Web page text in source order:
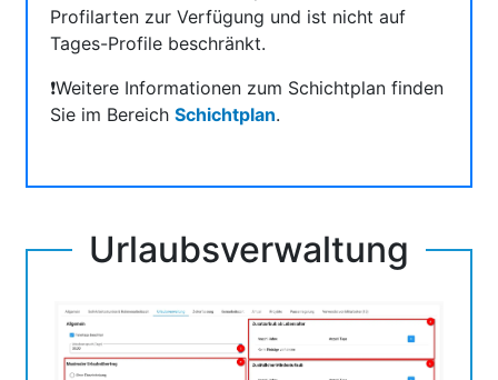
Profilarten zur Verfügung und ist nicht auf
Tages-Profile beschränkt.
❗Weitere Informationen zum Schichtplan finden
Sie im Bereich Schichtplan.
Urlaubsverwaltung